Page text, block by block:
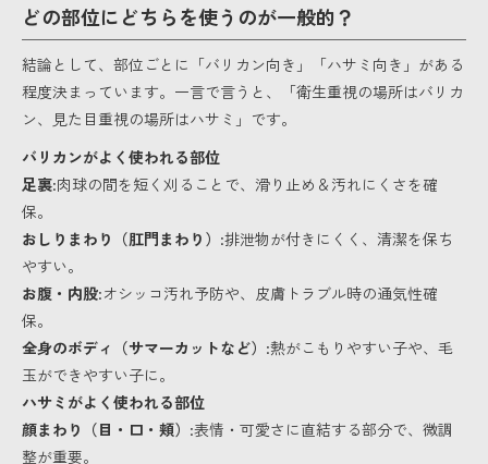
どの部位にどちらを使うのが一般的？
結論として、部位ごとに「バリカン向き」「ハサミ向き」がある
程度決まっています。一言で言うと、「衛生重視の場所はバリカ
ン、見た目重視の場所はハサミ」です。
バリカンがよく使われる部位
足裏:肉球の間を短く刈ることで、滑り止め＆汚れにくさを確
保。
おしりまわり（肛門まわり） :排泄物が付きにくく、清潔を保ち
やすい。
お腹・内股:オシッコ汚れ予防や、皮膚トラブル時の通気性確
保。
全身のボディ（サマーカットなど） :熱がこもりやすい子や、毛
玉ができやすい子に。
ハサミがよく使われる部位
顔まわり（目・口・頬） :表情・可愛さに直結する部分で、微調
整が重要。